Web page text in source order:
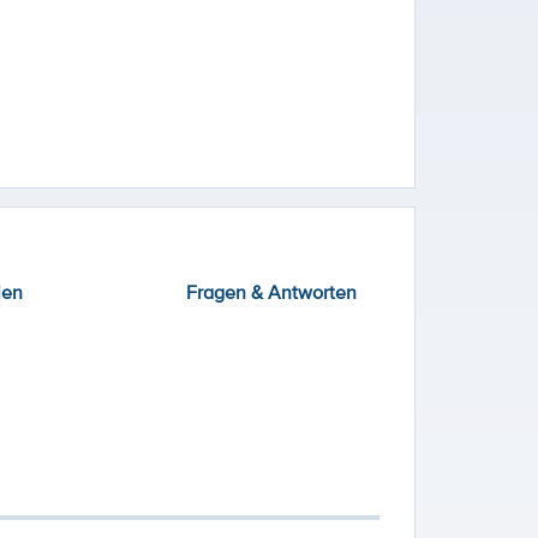
Fragen & Antworten